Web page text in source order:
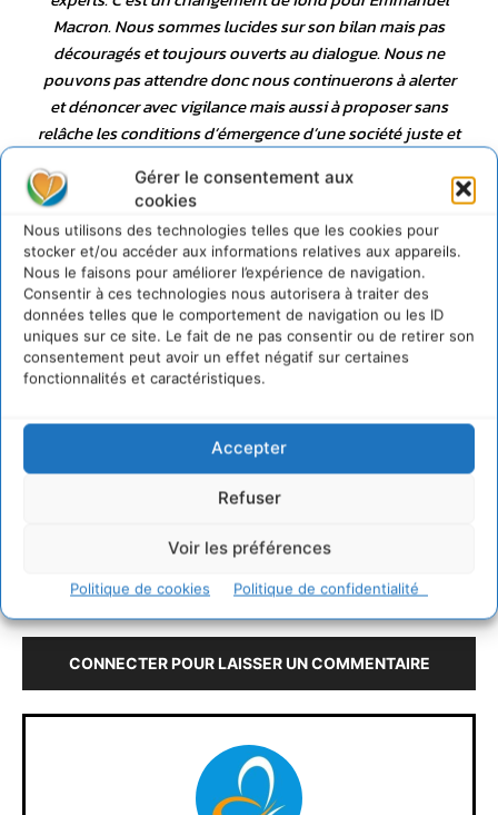
Gérer le consentement aux
cookies
Nous utilisons des technologies telles que les cookies pour
stocker et/ou accéder aux informations relatives aux appareils.
Nous le faisons pour améliorer l’expérience de navigation.
Consentir à ces technologies nous autorisera à traiter des
données telles que le comportement de navigation ou les ID
uniques sur ce site. Le fait de ne pas consentir ou de retirer son
consentement peut avoir un effet négatif sur certaines
fonctionnalités et caractéristiques.
Accepter
Refuser
Voir les préférences
Politique de cookies Politique de confidentialité
Macron. Nous sommes lucides sur son bilan mais pas
découragés et toujours ouverts au dialogue. Nous ne
pouvons pas attendre donc nous continuerons à alerter
et dénoncer avec vigilance mais aussi à proposer sans
relâche les conditions d’émergence d’une société juste et
Documents joints
#ObjectifMondeVivable : 20 Propositions de FNE pour 2022 et bien au-
CONNECTER POUR LAISSER UN COMMENTAIRE